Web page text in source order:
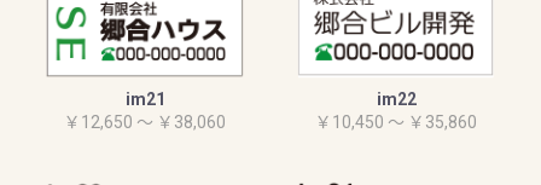
im21
￥12,650 ～ ￥38,060
im22
￥10,450 ～ ￥35,860